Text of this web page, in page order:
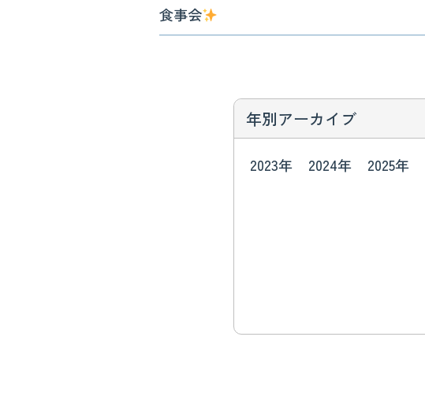
食事会
年別アーカイブ
2023年 2024年 2025年